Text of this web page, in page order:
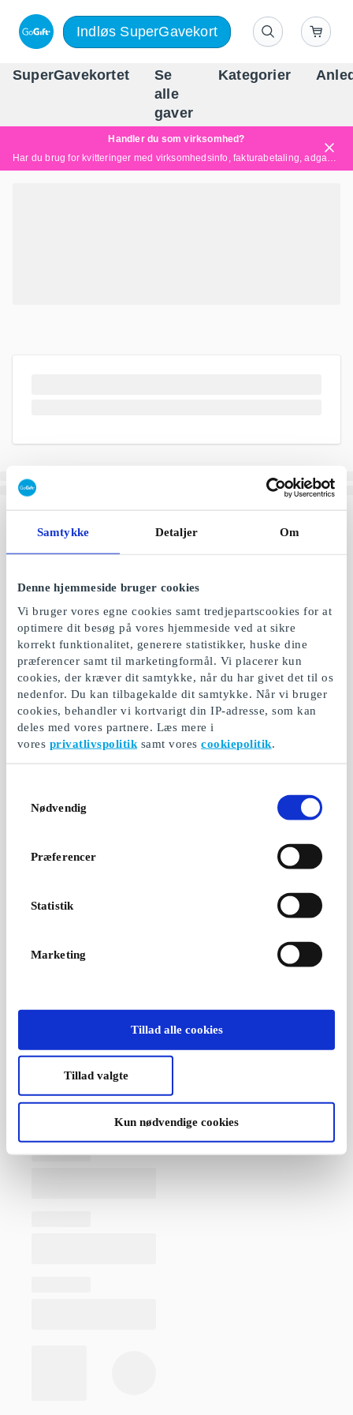
Samtykke Detaljer Om
Denne hjemmeside bruger cookies
Vi bruger vores egne cookies samt tredjepartscookies for at
optimere dit besøg på vores hjemmeside ved at sikre
korrekt funktionalitet, generere statistikker, huske dine
præferencer samt til marketingformål. Vi placerer kun
cookies, der kræver dit samtykke, når du har givet det til os
nedenfor. Du kan tilbagekalde dit samtykke. Når vi bruger
cookies, behandler vi kortvarigt din IP-adresse, som kan
deles med vores partnere. Læs mere i
vores privatlivspolitik samt vorescookiepolitik.
Nødvendig
Præferencer
Statistik
Marketing
Tillad alle cookies
Tillad valgte
Kun nødvendige cookies
Indløs SuperGavekort
SuperGavekortet
Se
alle
gaver
Kategorier
Handler du som virksomhed?
Har du brug for kvitteringer med virksomhedsinfo, fakturabetaling, adgang for flere brugere eller skræddersyede løsninger?